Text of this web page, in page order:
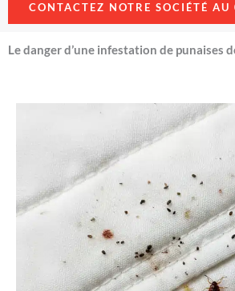
CONTACTEZ NOTRE SOCIÉTÉ
Le danger d’une infestation de punaises